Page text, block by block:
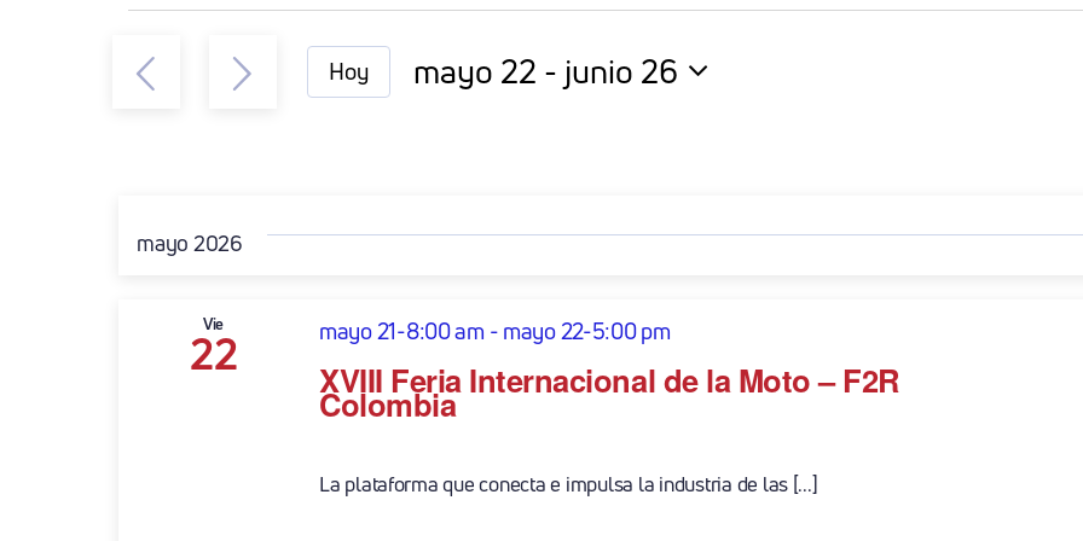
EventosHoy mayo 22 - junio 26
mayo 2026
Vie
22 XVIII Feria Internacional de la Moto – F2R
Colombia
mayo 21-8:00 am -mayo 22-5:00 pm
La plataforma que conecta e impulsa la industria de las [...]